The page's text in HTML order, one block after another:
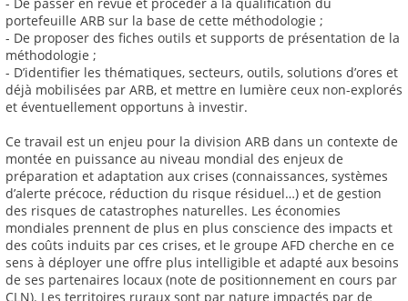
portefeuille ARB sur la base de cette méthodologie ;
- De proposer des fiches outils et supports de présentation de la
méthodologie ;
- D’identifier les thématiques, secteurs, outils, solutions d’ores et
déjà mobilisées par ARB, et mettre en lumière ceux non-explorés
et éventuellement opportuns à investir.
Ce travail est un enjeu pour la division ARB dans un contexte de
montée en puissance au niveau mondial des enjeux de
préparation et adaptation aux crises (connaissances, systèmes
d’alerte précoce, réduction du risque résiduel…) et de gestion
des risques de catastrophes naturelles. Les économies
mondiales prennent de plus en plus conscience des impacts et
des coûts induits par ces crises, et le groupe AFD cherche en ce
sens à déployer une offre plus intelligible et adapté aux besoins
de ses partenaires locaux (note de positionnement en cours par
CLN). Les territoires ruraux sont par nature impactés par de